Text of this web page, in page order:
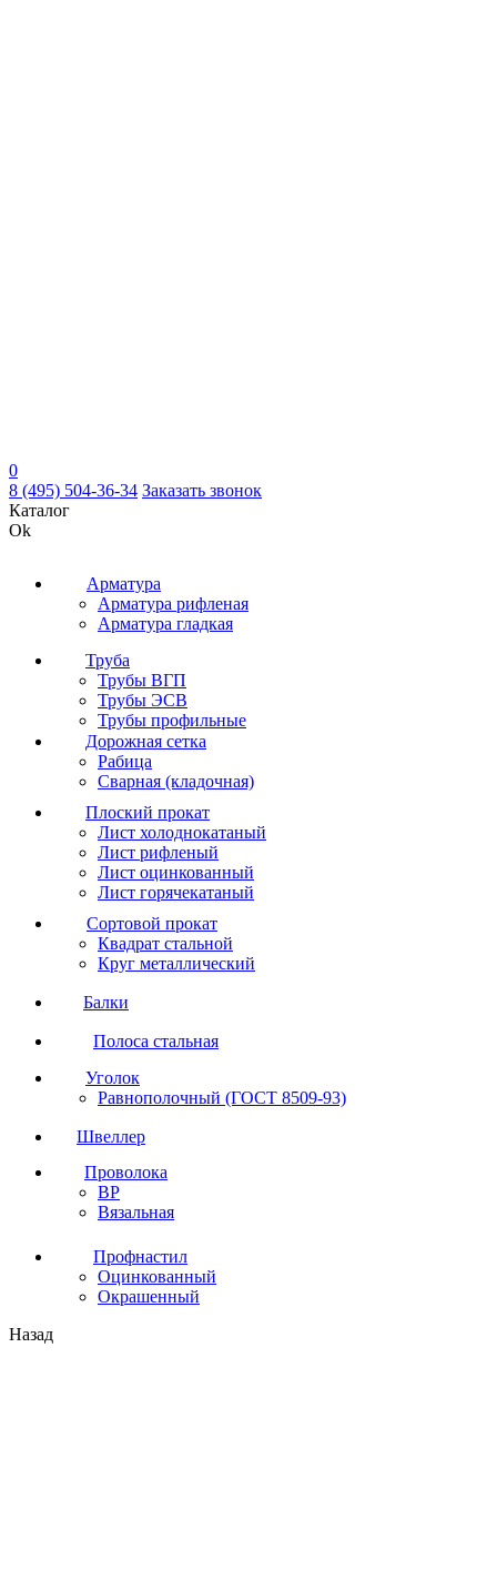
0
8 (495) 504-36-34 Заказать звонок
Каталог
Ok
Арматура
Арматура рифленая
Арматура гладкая
Труба
Трубы ВГП
Трубы ЭСВ
Трубы профильные
Дорожная сетка
Рабица
Сварная (кладочная)
Плоский прокат
Лист холоднокатаный
Лист рифленый
Лист оцинкованный
Лист горячекатаный
Сортовой прокат
Квадрат стальной
Круг металлический
Балки
Полоса стальная
Уголок
Равнополочный (ГОСТ 8509-93)
Швеллер
Проволока
ВР
Вязальная
Профнастил
Оцинкованный
Окрашенный
Назад